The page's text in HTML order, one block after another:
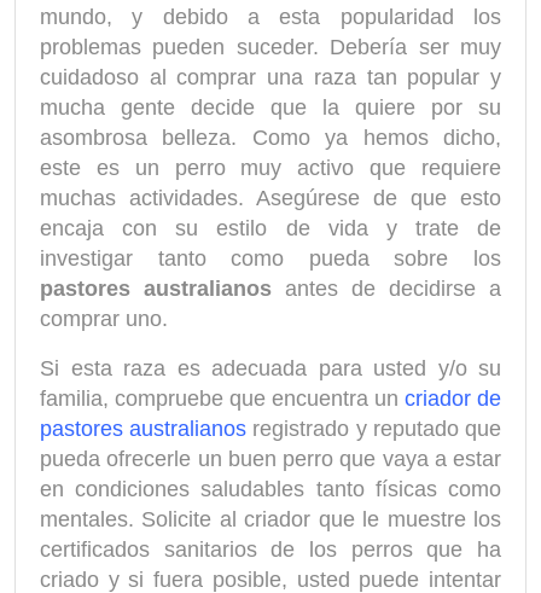
mundo, y debido a esta popularidad los
problemas pueden suceder. Debería ser muy
cuidadoso al comprar una raza tan popular y
mucha gente decide que la quiere por su
asombrosa belleza. Como ya hemos dicho,
este es un perro muy activo que requiere
muchas actividades. Asegúrese de que esto
encaja con su estilo de vida y trate de
investigar tanto como pueda sobre los
pastores australianos antes de decidirse a
comprar uno.
Si esta raza es adecuada para usted y/o su
familia, compruebe que encuentra un criador de
pastores australianos registrado y reputado que
pueda ofrecerle un buen perro que vaya a estar
en condiciones saludables tanto físicas como
mentales. Solicite al criador que le muestre los
certificados sanitarios de los perros que ha
criado y si fuera posible, usted puede intentar